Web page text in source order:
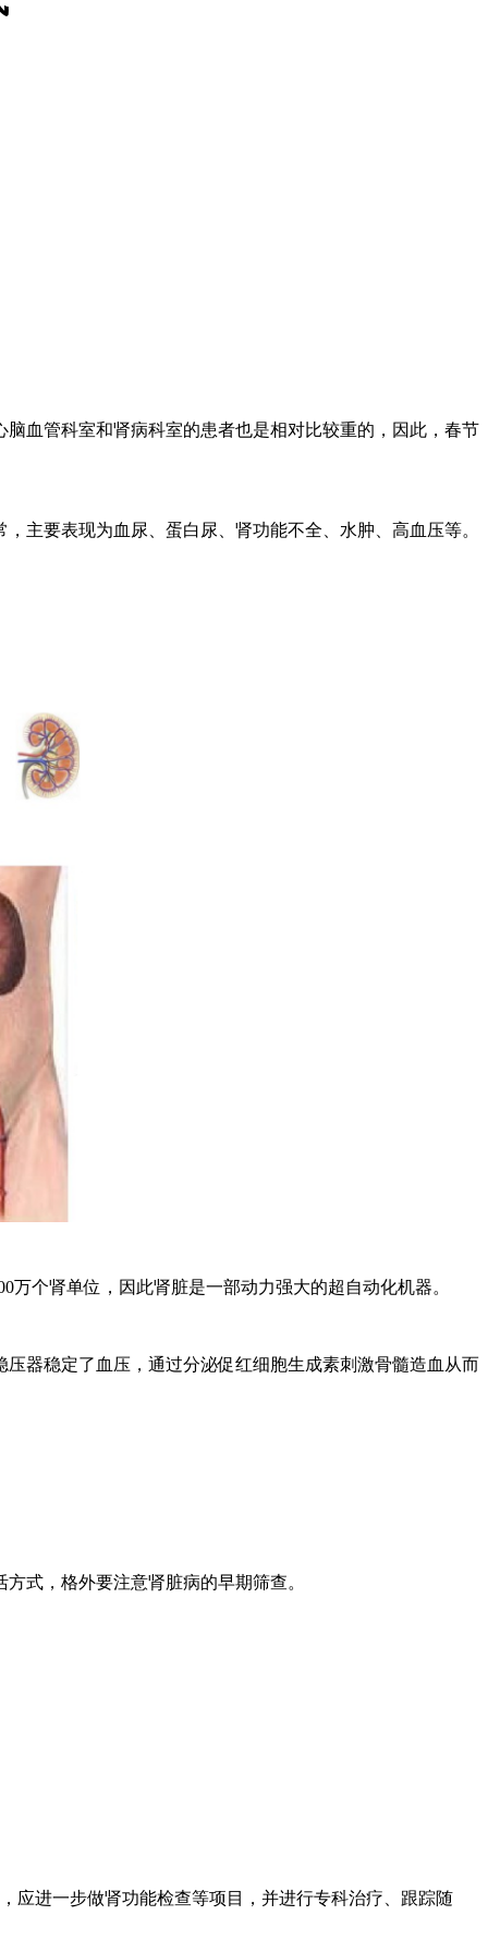
血管科室和肾病科室的患者也是相对比较重的，因此，春节
要表现为血尿、蛋白尿、肾功能不全、水肿、高血压等。
个肾单位，因此肾脏是一部动力强大的超自动化机器。
器稳定了血压，通过分泌促红细胞生成素刺激骨髓造血从而
式，格外要注意肾脏病的早期筛查。
进一步做肾功能检查等项目，并进行专科治疗、跟踪随